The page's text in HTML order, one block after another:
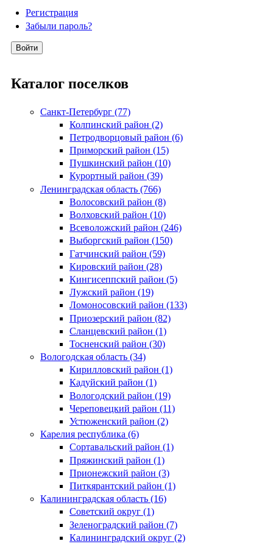
Регистрация
Забыли пароль?
Каталог поселков
Санкт-Петербург (77)
Колпинский район (2)
Петродворцовый район (6)
Приморский район (15)
Пушкинский район (10)
Курортный район (39)
Ленинградская область (766)
Волосовский район (8)
Волховский район (10)
Всеволожский район (246)
Выборгский район (150)
Гатчинский район (59)
Кировский район (28)
Кингисеппский район (5)
Лужский район (19)
Ломоносовский район (133)
Приозерский район (82)
Сланцевский район (1)
Тосненский район (30)
Вологодская область (34)
Кирилловский район (1)
Кадуйский район (1)
Вологодский район (19)
Череповецкий район (11)
Устюженский район (2)
Карелия республика (6)
Сортавальский район (1)
Пряжинский район (1)
Прионежский район (3)
Питкярантский район (1)
Калининградская область (16)
Советский округ (1)
Зеленоградский район (7)
Калининградский округ (2)